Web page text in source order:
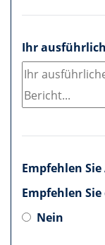
Ihr
Empfehlen
Empfehlen
Nein